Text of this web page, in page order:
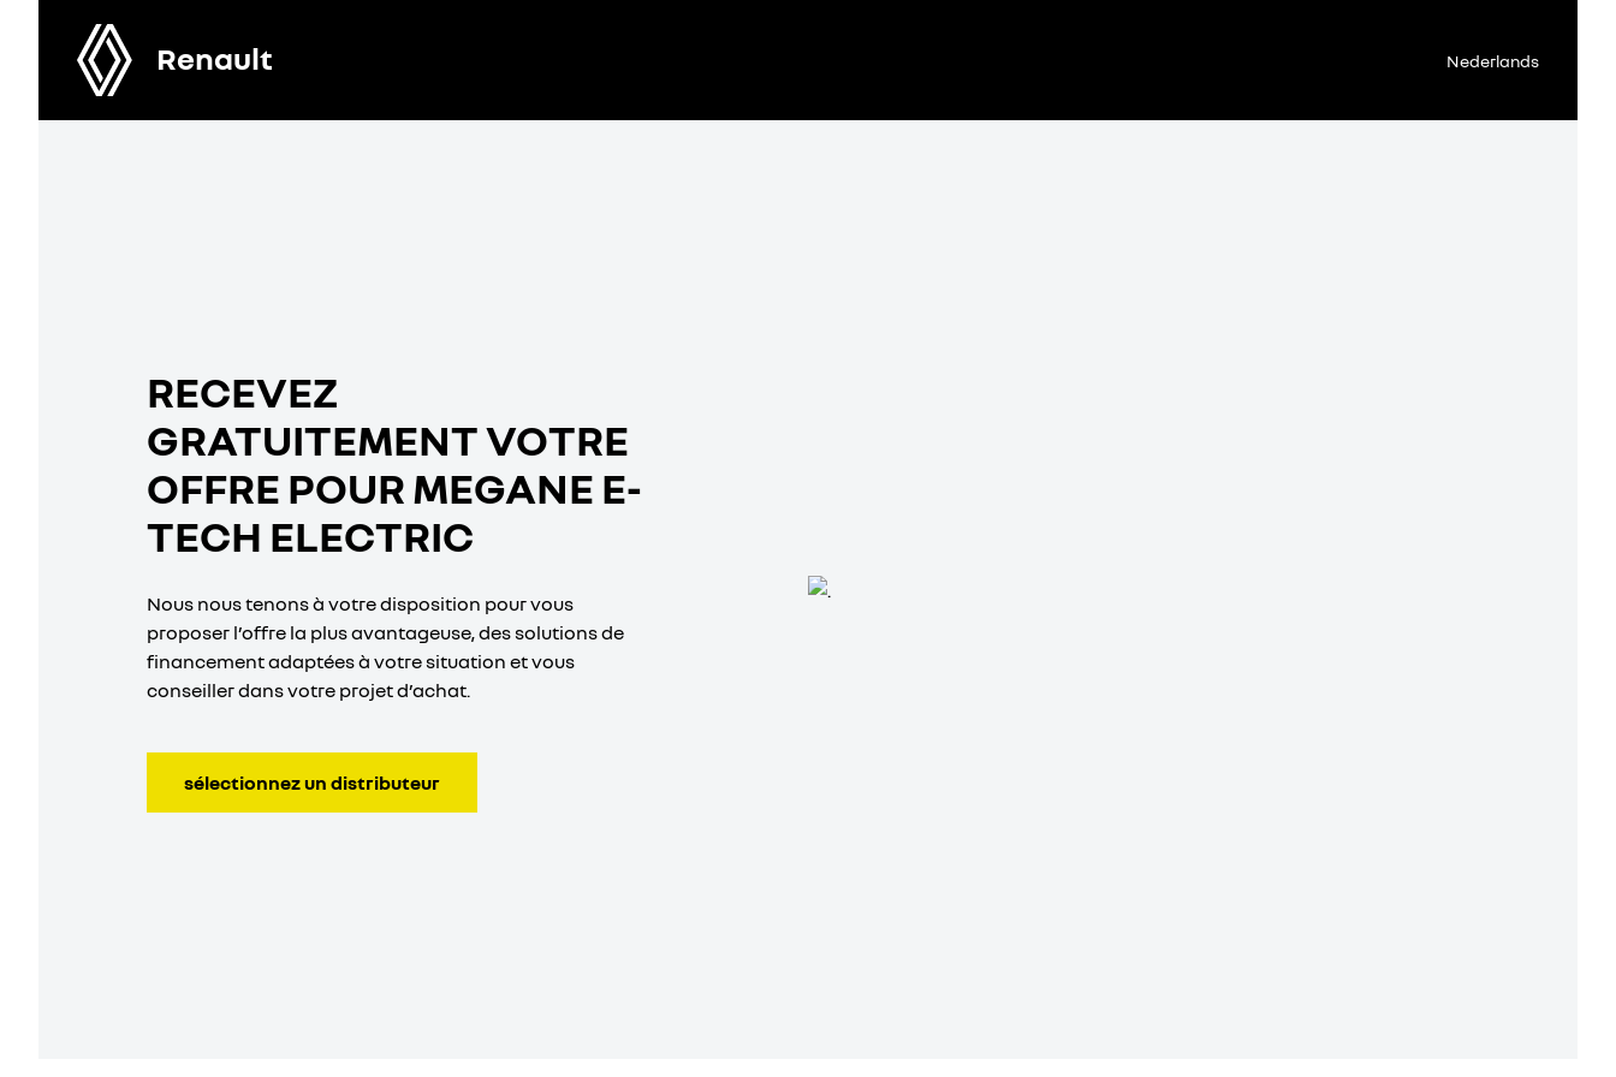
Renault Nederlands
RECEVEZ
GRATUITEMENT VOTRE
OFFRE POUR MEGANE E-
TECH ELECTRIC
Nous nous tenons à votre disposition pour vous
proposer l’offre la plus avantageuse, des solutions de
financement adaptées à votre situation et vous
conseiller dans votre projet d’achat.
sélectionnez un distributeur